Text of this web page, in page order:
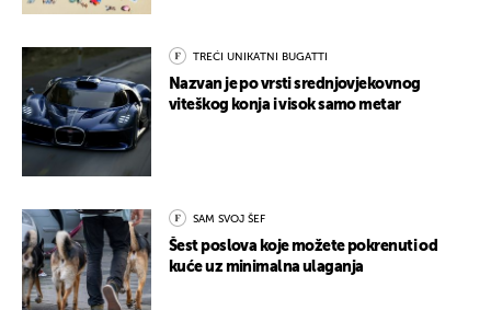
TREĆI UNIKATNI BUGATTI
Nazvan je po vrsti srednjovjekovnog
viteškog konja i visok samo metar
SAM SVOJ ŠEF
Šest poslova koje možete pokrenuti od
kuće uz minimalna ulaganja